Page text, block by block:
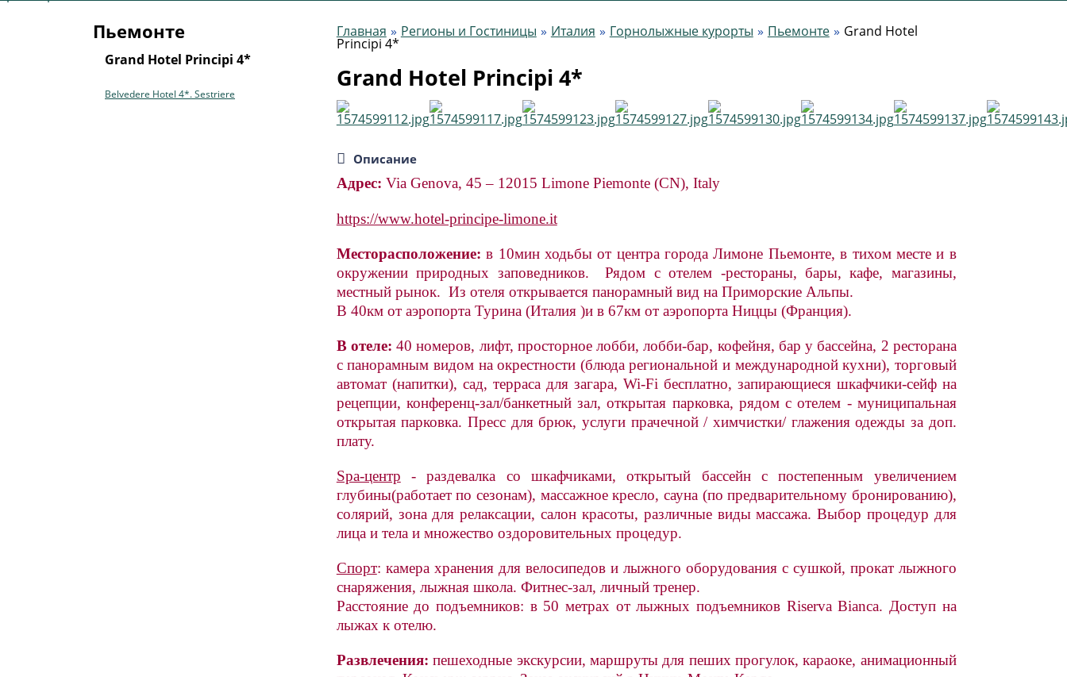
Главная Регионы и Гостиницы Италия Горнолыжные курорты Пьемонте Grand Hotel
Principi 4*
Grand Hotel Principi 4*
Описание
Адрес: Via Genova, 45 – 12015 Limone Piemonte (CN), Italy
https://www.hotel-principe-limone.it
Месторасположение: в 10мин ходьбы от центра города Лимоне Пьемонте, в тихом месте и в
окружении природных заповедников. Рядом с отелем -рестораны, бары, кафе, магазины,
местный рынок. Из отеля открывается панорамный вид на Приморские Альпы.
В 40км от аэропорта Турина (Италия )и в 67км от аэропорта Ниццы (Франция).
В отеле: 40 номеров, лифт, просторное лобби, лобби-бар, кофейня, бар у бассейна, 2 ресторана
с панорамным видом на окрестности (блюда региональной и международной кухни), торговый
автомат (напитки), сад, терраса для загара, Wi-Fi бесплатно, запирающиеся шкафчики-сейф на
рецепции, конференц-зал/банкетный зал, открытая парковка, рядом с отелем - муниципальная
открытая парковка. Пресс для брюк, услуги прачечной / химчистки/ глажения одежды за доп.
плату.
Spa-центр - раздевалка со шкафчиками, открытый бассейн с постепенным увеличением
глубины(работает по сезонам), массажное кресло, сауна (по предварительному бронированию),
солярий, зона для релаксации, салон красоты, различные виды массажа. Выбор процедур для
лица и тела и множество оздоровительных процедур.
Спорт: камера хранения для велосипедов и лыжного оборудования с сушкой, прокат лыжного
снаряжения, лыжная школа. Фитнес-зал, личный тренер.
Расстояние до подъемников: в 50 метрах от лыжных подъемников Riserva Bianca. Доступ на
лыжах к отелю.
Развлечения: пешеходные экскурсии, маршруты для пеших прогулок, караоке, анимационный
Пьемонте
Grand Hotel Principi 4*
Belvedere Hotel 4*. Sestriere